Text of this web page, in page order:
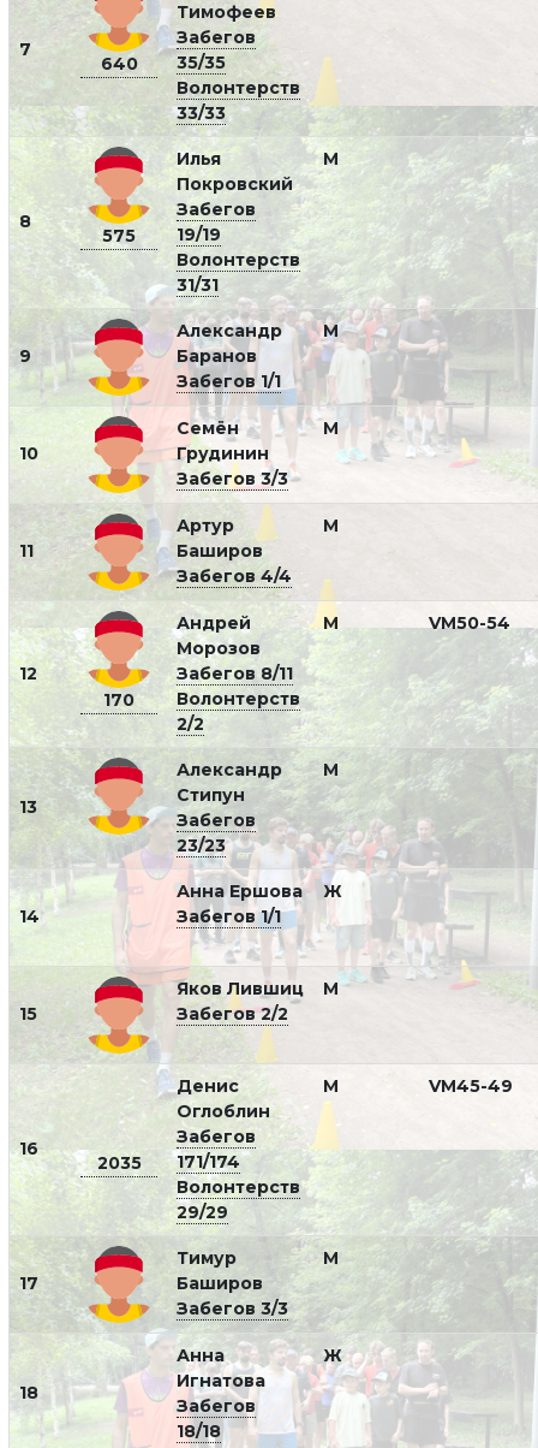
7
640
Тимофеев
Забегов
35/35
Волонтерств
33/33
8
575
Илья
Покровский
Забегов
19/19
Волонтерств
31/31
М
9
Александр
Баранов
Забегов 1/1
М
10
Семён
Грудинин
Забегов 3/3
М
11
Артур
Баширов
Забегов 4/4
М
12
170
Андрей
Морозов
Забегов 8/11
Волонтерств
2/2
М VM50-54
13
Александр
Стипун
Забегов
23/23
М
14
Анна Ершова
Забегов 1/1
Ж
15
Яков Лившиц
Забегов 2/2
М
16
2035
Денис
Оглоблин
Забегов
171/174
Волонтерств
29/29
М VM45-49
17
Тимур
Баширов
Забегов 3/3
М
18
Анна
Игнатова
Забегов
18/18
Ж